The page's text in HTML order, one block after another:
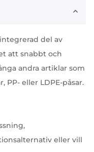
del av
att snabbt och
andra artiklar som
PP- eller LDPE-påsar.
eller vill